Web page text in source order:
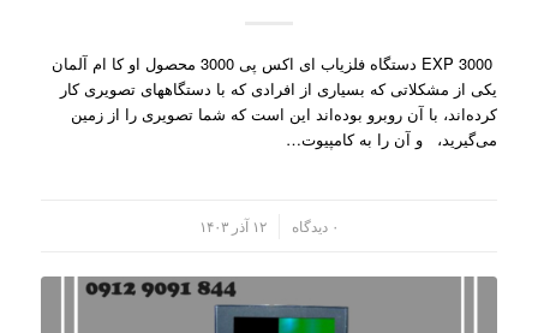
EXP 3000 دستگاه فلزیاب ای اکس پی 3000 محصول او کا ام آلمان
یکی از مشکلاتی که بسیاری از افرادی که با دستگاههای تصویری کار
کرده‌اند، با آن روبرو بوده‌اند این است که شما تصویری را از زمین
می‌گیرید، و آن را به کامپیو‌ت…
۰ دیدگاه ۱۲ آذر ۱۴۰۳